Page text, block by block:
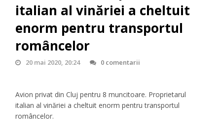
italian al vinăriei a cheltuit
enorm pentru transportul
româncelor
20 mai 2020, 20:24 0 comentarii
Avion privat din Cluj pentru 8 muncitoare. Proprietarul
italian al vinăriei a cheltuit enorm pentru transportul
româncelor.